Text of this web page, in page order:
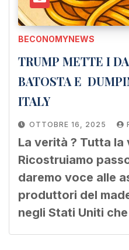
BECONOMYNEWS
TRUMP METTE I
BATOSTA E
ITALY
OTTOBRE 16, 2025
La verità ? Tutta la
Ricostruiamo
daremo voce alle
produttori del
negli Stati Uniti